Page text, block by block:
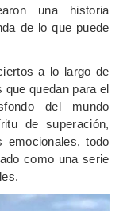
una historia
de lo que puede
a lo largo de
que quedan para el
del mundo
de superación,
emocionales, todo
como una serie